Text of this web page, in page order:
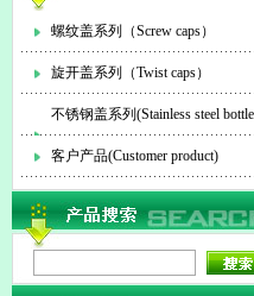
螺纹盖系列（Screw caps）
旋开盖系列（Twist caps）
不锈钢盖系列(Stainless steel bottle
cap)
客户产品(Customer product)